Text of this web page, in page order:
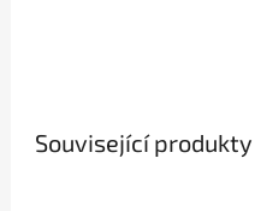
Související produkty